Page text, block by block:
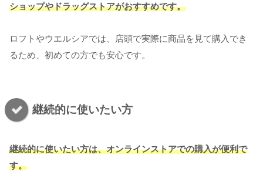
ショップやドラッグストアがおすすめです。
ロフトやウエルシアでは、店頭で実際に商品を見て購入でき
るため、初めての方でも安心です。
継続的に使いたい方
継続的に使いたい方は、オンラインストアでの購入が便利で
す。